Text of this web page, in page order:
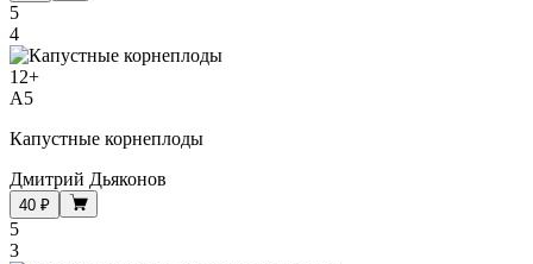
5
4
12+
A5
Капустные корнеплоды
Дмитрий Дьяконов
40 ₽
5
3